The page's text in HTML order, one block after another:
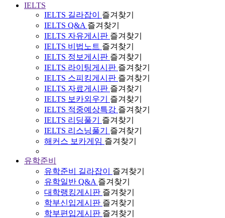
IELTS
IELTS 길라잡이
즐겨찾기
IELTS Q&A 즐겨찾기
IELTS 자유게시판 즐겨찾기
IELTS 비법노트 즐겨찾기
IELTS 정보게시판 즐겨찾기
IELTS 라이팅게시판 즐겨찾기
IELTS 스피킹게시판 즐겨찾기
IELTS 자료게시판 즐겨찾기
IELTS 보카외우기
즐겨찾기
IELTS 적중예상특강 즐겨찾기
IELTS 리딩풀기
즐겨찾기
IELTS 리스닝풀기
즐겨찾기
해커스 보카게임 즐겨찾기
유학준비
유학준비 길라잡이
즐겨찾기
유학일반 Q&A 즐겨찾기
대학랭킹게시판 즐겨찾기
학부신입게시판 즐겨찾기
학부편입게시판 즐겨찾기